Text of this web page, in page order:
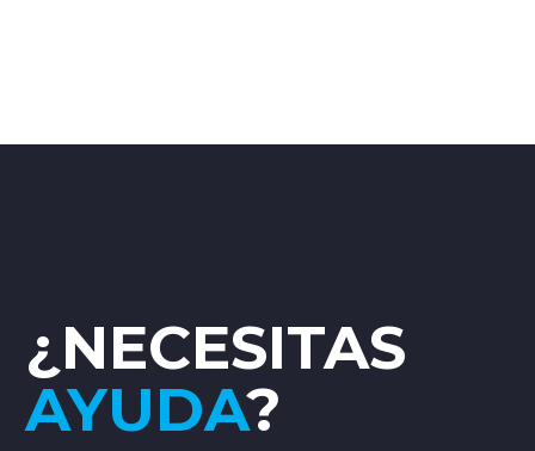
¿NECESITAS
AYUDA?